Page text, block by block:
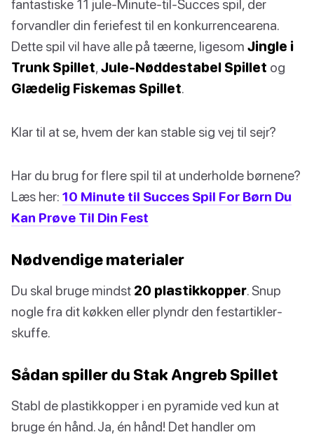
fantastiske 11 jule-Minute-til-Succes spil, der
forvandler din feriefest til en konkurrencearena.
Dette spil vil have alle på tæerne, ligesom Jingle i
Trunk Spillet, Jule-Nøddestabel Spillet og
Glædelig Fiskemas Spillet.
Klar til at se, hvem der kan stable sig vej til sejr?
Har du brug for flere spil til at underholde børnene?
Læs her: 10 Minute til Succes Spil For Børn Du
Kan Prøve Til Din Fest
Nødvendige materialer
Du skal bruge mindst 20 plastikkopper. Snup
nogle fra dit køkken eller plyndr den festartikler-
skuffe.
Sådan spiller du Stak Angreb Spillet
Stabl de plastikkopper i en pyramide ved kun at
bruge én hånd. Ja, én hånd! Det handler om